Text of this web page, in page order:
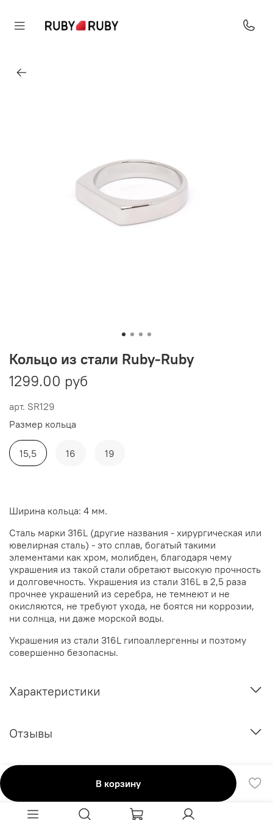
арт. SR129
Кольцо из стали Ruby-Ruby
1299.00 руб
В корзину
Размер кольца
15,5 16 19
Ширина кольца: 4 мм.
Сталь марки 316L (другие названия - хирургическая или
ювелирная сталь) - это сплав, богатый такими
элементами как хром, молибден, благодаря чему
украшения из такой стали обретают высокую прочность
и долговечность. Украшения из стали 316L в 2,5 раза
прочнее украшений из серебра, не темнеют и не
окисляются, не требуют ухода, не боятся ни коррозии,
ни солнца, ни даже морской воды.
Украшения из стали 316L гипоаллергенны и поэтому
совершенно безопасны.
Характеристики
Отзывы